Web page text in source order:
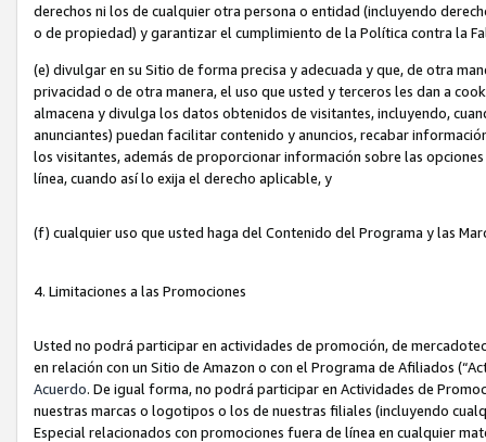
derechos ni los de cualquier otra persona o entidad (incluyendo
o de propiedad) y garantizar el cumplimiento de la Política contra la
(e) divulgar en su Sitio de forma precisa y adecuada y que, de otra
privacidad o de otra manera, el uso que usted y terceros les dan a
almacena y divulga los datos obtenidos de visitantes, incluyendo,
anunciantes) puedan facilitar contenido y anuncios, recabar
los visitantes, además de proporcionar información sobre las
línea, cuando así lo exija el derecho aplicable, y
(f) cualquier uso que usted haga del Contenido del Programa y las
4. Limitaciones a las Promociones
Usted no podrá participar en actividades de promoción, de
en relación con un Sitio de Amazon o con el Programa de Afiliados
Acuerdo. De igual forma, no podrá participar en Actividades de
nuestras marcas o logotipos o los de nuestras filiales (incluyendo
Especial relacionados con promociones fuera de línea en cualquier